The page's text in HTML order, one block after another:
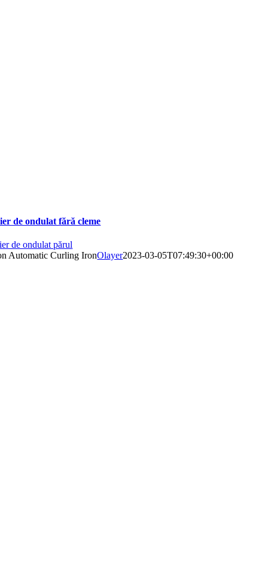
de ondulat fără cleme
de ondulat părul
Automatic Curling IronOlayer2023-03-05T07:49:30+00:00